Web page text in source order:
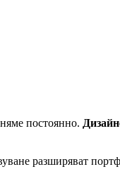
постоянно.
разширяват